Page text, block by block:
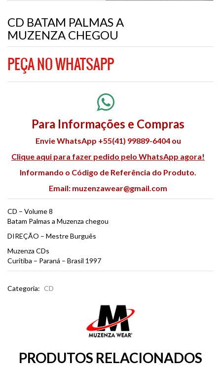
CD BATAM PALMAS A
MUZENZA CHEGOU
PEÇA NO WHATSAPP
Para Informações e Compras
Envie WhatsApp +55(41) 99889-6404 ou
Clique aqui para fazer pedido pelo WhatsApp agora!
Informando o Código de Referência do Produto.
Email: muzenzawear@gmail.com
CD – Volume 8
Batam Palmas a Muzenza chegou
DIREÇÃO – Mestre Burguês
Muzenza CDs
Curitiba – Paraná – Brasil 1997
Categoria: CD
PRODUTOS RELACIONADOS